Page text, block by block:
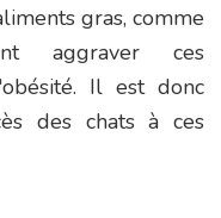
gras, comme
aggraver ces
Il est donc
des chats à ces